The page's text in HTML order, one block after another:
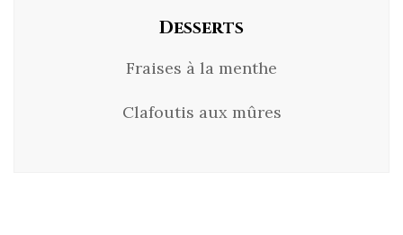
Desserts
Fraises à la menthe
Clafoutis aux mûres